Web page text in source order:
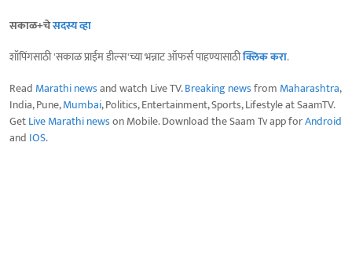
सकाळ+चेसदस्य व्हा
शॉपिंगसाठी 'सकाळ प्राईम डील्स'च्या भन्नाट ऑफर्स पाहण्यासाठीक्लिक करा.
Read Marathi newsand watch Live TV.Breaking newsfrom Maharashtra,
India, Pune,Mumbai, Politics, Entertainment, Sports, Lifestyle at SaamTV.
GetLive Marathi newson Mobile. Download the Saam Tv app forAndroid
and IOS.